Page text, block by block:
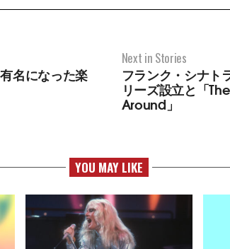
Next in Stories
フランク・シナト
リーズ設立と「
Around」
名になった楽
YOU MAY LIKE